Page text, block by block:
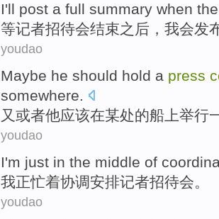
I'll post a full summary when
等记者招待会结束之后， 我会发
youdao
Maybe he should hold a press
somewhere.
又或者他应该在某处的船上举行
youdao
I'm just in the middle of
我正忙着协调安排记者招待会。
youdao